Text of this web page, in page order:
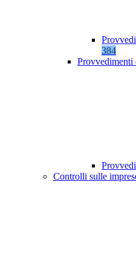
384
Provvedimenti
Controlli sulle